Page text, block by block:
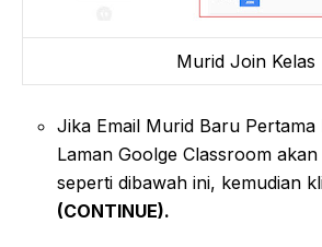
Murid Join Kelas
Jika Email Murid Baru Pertama
Laman Goolge Classroom
seperti dibawah ini, kemudian
(CONTINUE).